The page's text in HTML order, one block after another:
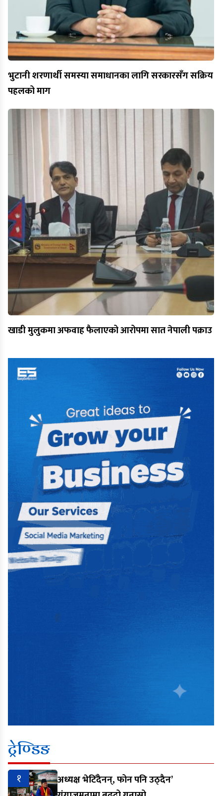
भुटानी शरणार्थी समस्या समाधानका लागि सरकारसँग सक्रिय
पहलको माग
खाडी मुलुकमा अफवाह फैलाएको आरोपमा सात नेपाली पक्राउ
ट्रेण्डिङ
१
अध्यक्ष भेटिँदैनन्, फोन पनि उठ्दैन’